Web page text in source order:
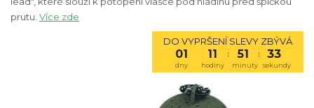
prutu. Více zde
DO VYPRŠENÍ SLEVY ZBÝVÁ
01 11 : 51 : 33
dny hodiny minuty sekundy